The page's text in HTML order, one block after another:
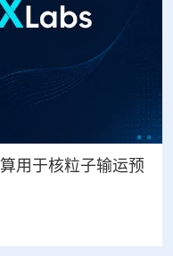
用于核粒子输运预